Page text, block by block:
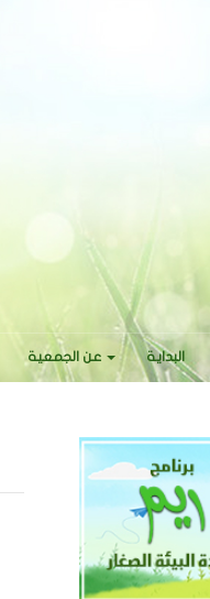
البداية عن الجمعية